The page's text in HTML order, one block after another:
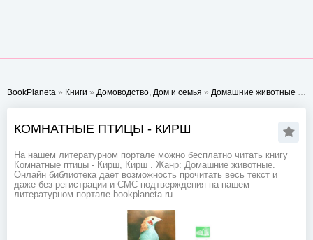
BookPlaneta » Книги » Домоводство, Дом и семья » Домашние животные
КОМНАТНЫЕ ПТИЦЫ - КИРШ
На нашем литературном портале можно бесплатно читать книгу
Комнатные птицы - Кирш, Кирш . Жанр: Домашние животные.
Онлайн библиотека дает возможность прочитать весь текст и
даже без регистрации и СМС подтверждения на нашем
литературном портале bookplaneta.ru.